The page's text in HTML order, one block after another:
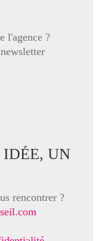
l'agence ?
IDÉE, UN
rencontrer ?